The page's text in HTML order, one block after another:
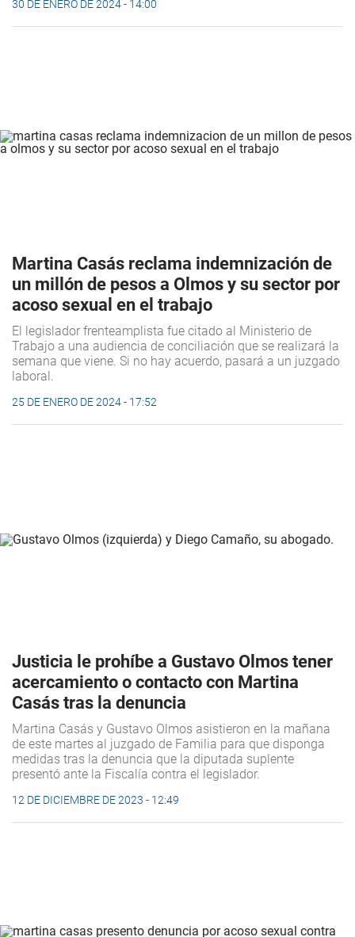
30 DE ENERO DE 2024 - 14:00
Martina Casás reclama indemnización de
un millón de pesos a Olmos y su sector por
acoso sexual en el trabajo
El legislador frenteamplista fue citado al Ministerio de
Trabajo a una audiencia de conciliación que se realizará la
semana que viene. Si no hay acuerdo, pasará a un juzgado
laboral.
25 DE ENERO DE 2024 - 17:52
Justicia le prohíbe a Gustavo Olmos tener
acercamiento o contacto con Martina
Casás tras la denuncia
Martina Casás y Gustavo Olmos asistieron en la mañana
de este martes al juzgado de Familia para que disponga
medidas tras la denuncia que la diputada suplente
presentó ante la Fiscalía contra el legislador.
12 DE DICIEMBRE DE 2023 - 12:49